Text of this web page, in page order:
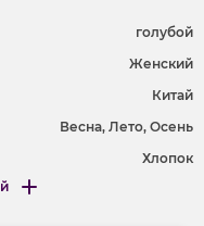
голубой
Женский
Китай
Весна, Лето, Осень
Хлопок